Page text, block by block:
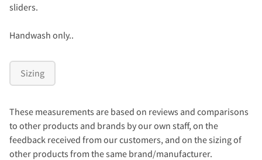
sliders.
Handwash only..
Sizing
These measurements are based on reviews and comparisons
to other products and brands by our own staff, on the
feedback received from our customers, and on the sizing of
other products from the same brand/manufacturer.